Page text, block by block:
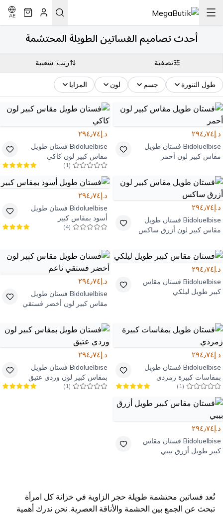
AE
أحدث تصاميم الفساتين الطويلة المحتشمة
تصفية رتب: شعبية
طول التنورة جسم لون المزايا
د.إ٢٩٤٫٧٤
Bidoluelbise فستان طويل
مقاس كبير لون أحمر
د.إ٢٩٤٫٧٤
Bidoluelbise فستان طويل
مقاس كبير لون كاكي
(
1
)
د.إ٢٩٤٫٧٤
Bidoluelbise فستان طويل
مقاس كبير لون أزرق ساكس
د.إ٢٩٤٫٧٤
Bidoluelbise فستان طويل
أسود بمقاس كبير
(
4
)
د.إ٢٩٤٫٧٤
Bidoluelbise فستان مقاس
كبير طويل ليلكي
د.إ٢٩٤٫٧٤
Bidoluelbise فستان طويل
مقاس كبير لون أخضر فستقي
د.إ٢٩٤٫٧٤
Bidoluelbise فستان طويل
بمقاسات كبيرة زمردي
(
1
)
د.إ٢٩٤٫٧٤
Bidoluelbise فستان طويل
بمقاس كبير لون وردي عتيق
(
1
)
د.إ٢٩٤٫٧٤
Bidoluelbise فستان مقاس
كبير طويل أزرق بيبي
تُعد فساتين محتشمة طويلة حجر الزاوية في خزانة كل امرأة
تبحث عن الجمع بين الحشمة والأناقة العصرية. نحن ندرك أهمية